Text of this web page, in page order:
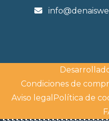
Condiciones de
Aviso legal Política de